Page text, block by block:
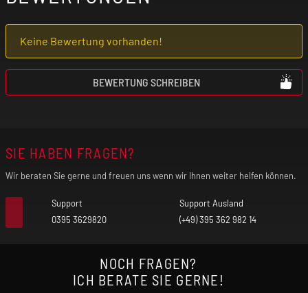
freigesetzte Nebel kann bei vorgeschädigter
Lunge unter Umständen einen Asthmaanfall,
Luftnot und Hustenanfälle auslösen.
Verwende das Produkt nicht, wenn eines
Falls du allergisch auf einen der Inhaltsstoffe
reagierst, darfst du das Produkt nicht
Nutzung deinen Arzt.
Unsere Produkte sind keine Nikotin-
Entwöhnungsmittel! Wenn du dir den
Keine Bewertung vorhanden!
BEWERTUNG SCHREIBEN
SIE HABEN FRAGEN?
Wir beraten Sie gerne und freuen uns wenn wir Ihnen weiter helfen können.
Support
0395 3629820
Support Ausland
(+49) 395 362 982 14
NOCH FRAGEN?
ICH BERATE SIE GERNE!